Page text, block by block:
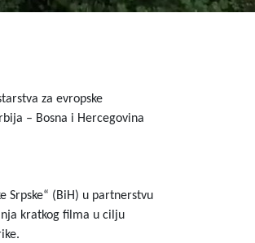
za evropske
– Bosna i Hercegovina
Srpske“ (BiH) u partnerstvu
kratkog filma u cilju